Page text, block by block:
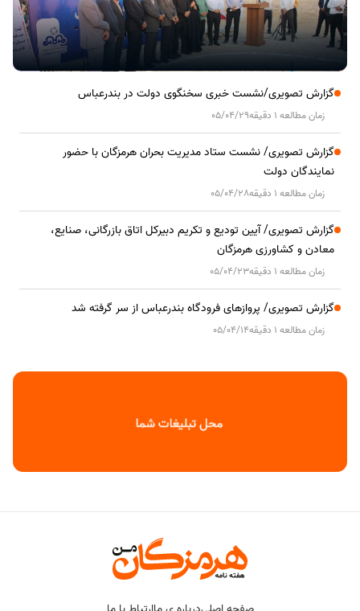
گزارش تصویری/نشست خبری سخنگوی دولت در بندرعباس
زمان مطالعه 1 دقیقه 05/04/29
گزارش تصویری/ نشست ستاد مدیریت بحران هرمزگان با حضور
نمایندگان دولت
زمان مطالعه 1 دقیقه 05/04/28
گزارش تصویری/ آیین تودیع و تکریم دبیرکل اتاق بازرگانی، صنایع،
معادن و کشاورزی هرمزگان
زمان مطالعه 1 دقیقه 05/04/23
گزارش تصویری/ پروازهای فرودگاه بندرعباس از سر گرفته شد
زمان مطالعه 1 دقیقه 05/04/14